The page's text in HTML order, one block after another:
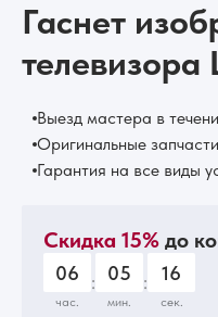
Гаснет
телевизора
Выезд мастера в
Оригинальные
Гарантия на все виды
Скидка 15% до
06
час.
: 05
мин.
: 15
сек.